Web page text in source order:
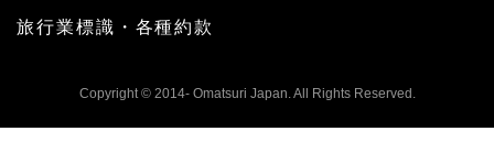
旅行業標識・各種約款
Copyright © 2014- Omatsuri Japan. All Rights Reserved.